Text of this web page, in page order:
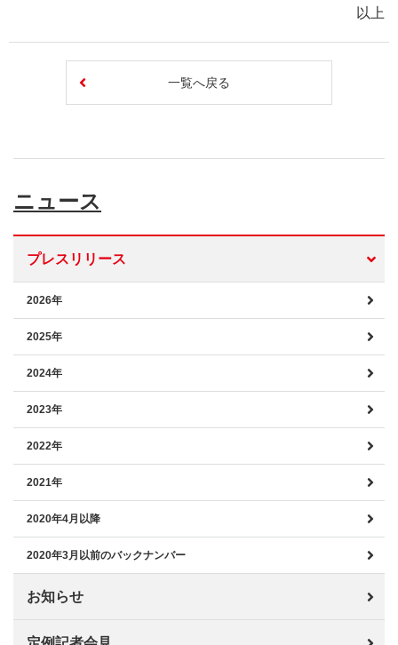
以上
一覧へ戻る
ニュース
プレスリリース
2026年
2025年
2024年
2023年
2022年
2021年
2020年4月以降
2020年3月以前のバックナンバー
お知らせ